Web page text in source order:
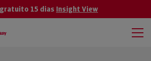
15 dias Insight View